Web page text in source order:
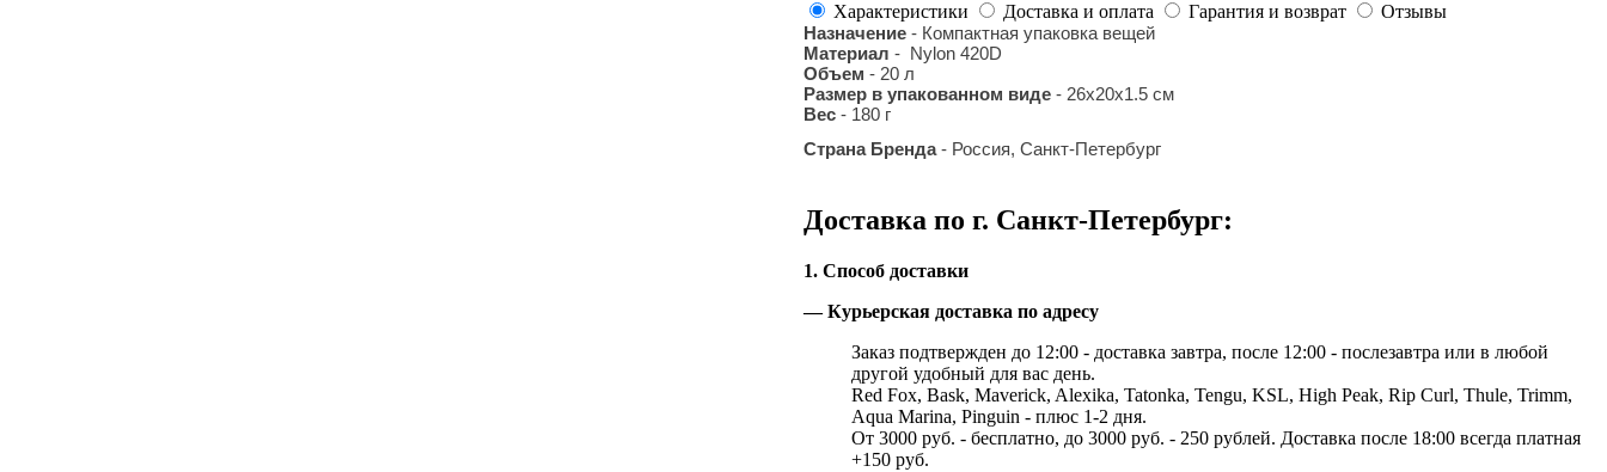
Характеристики Доставка и оплата Гарантия и возврат
Отзывы
Назначение - Компактная упаковка вещей
Материал - Nylon 420D
Объем - 20 л
Размер в упакованном виде - 26х20х1.5 см
Вес - 180 г
Страна Бренда- Россия, Санкт-Петербург
Доставка по г. Санкт-Петербург:
1. Способ доставки
— Курьерская доставка по адресу
Заказ подтвержден до 12:00 - доставка завтра, после 12:00 - послезавтра или в любой
другой удобный для вас день.
Red Fox, Bask, Maverick, Alexika, Tatonka, Tengu, KSL, High Peak, Rip Curl, Thule, Trimm,
Aqua Marina, Pinguin - плюс 1-2 дня.
От 3000 руб. - бесплатно, до 3000 руб. - 250 рублей. Доставка после 18:00 всегда платная
+150 руб.